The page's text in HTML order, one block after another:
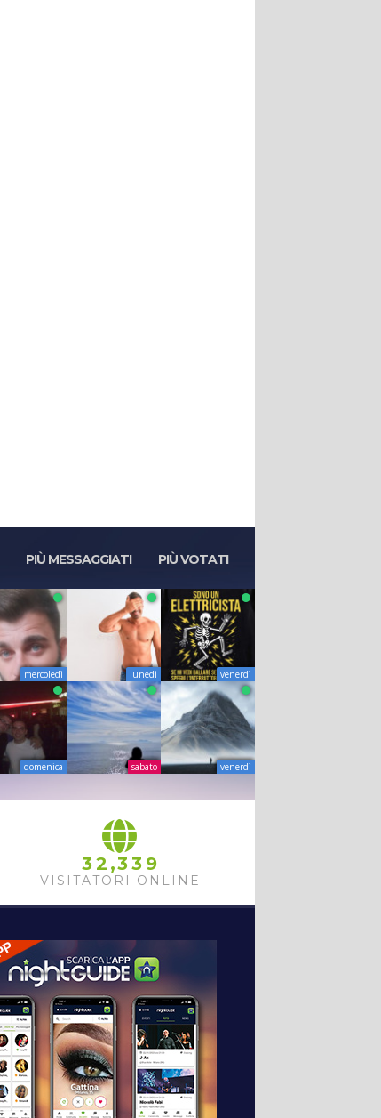
PIÙ MESSAGGIATI PIÙ VOTATI
mercoledì lunedì venerdì
domenica sabato venerdì
32 ,33 9
VISITATORI ONLINE